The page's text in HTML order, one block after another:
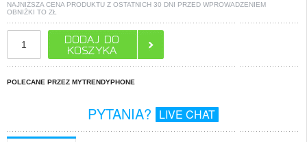
NAJNIŻSZA CENA PRODUKTU Z OSTATNICH 30 DNI PRZED WPROWADZENIEM
OBNIŻKI TO ZŁ
POLECANE PRZEZ MYTRENDYPHONE
PYTANIA? LIVE CHAT